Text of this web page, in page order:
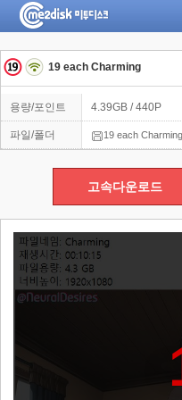
19 each Charming
용량/포인트 4.39GB / 440P
파일/폴더 19 each Charming
고속다운로드